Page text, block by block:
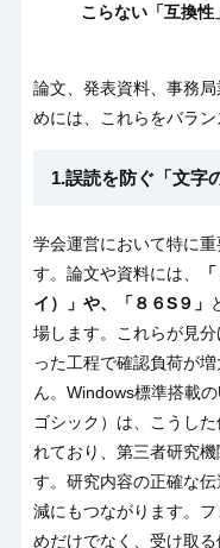
こらない「互換性
論文、発表資料、事務
めには、これらをバラン
1.誤読を防ぐ「文字
学会運営において特に
す。論文や資料には、
イ）」や、「８６S９」
場します。これらが見
った工程で確認負荷が
ん。 Windows標準搭載の
ゴシック）は、こうし
れており、第三者研究
す。研究内容の正確な
減にもつながります。
めだけでなく、受け取